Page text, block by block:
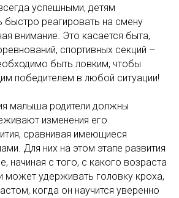
успешными, детям
быстро реагировать на смену
внимание. Это касается быта,
спортивных секций –
быть ловким, чтобы
победителем в любой ситуации!
малыша родители должны
изменения его
сравнивая имеющиеся
Для них на этом этапе развития
начиная с того, с какого возраста
может удерживать головку кроха,
когда он научится уверенно